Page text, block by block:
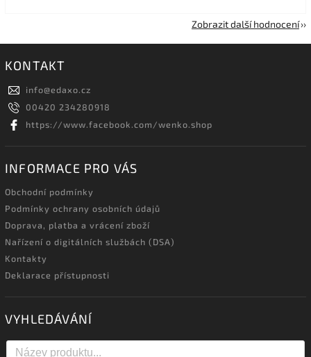
Zobrazit další hodnocení
KONTAKT
info@edaxo.cz
00420 234280918
https://www.facebook.com/wenko.shop
INFORMACE PRO VÁS
Obchodní podmínky
Podmínky ochrany osobních údajů
Doprava, platba a vrácení zboží
Nařízení o digitálních službách (DSA)
Kontakty
Deklarace přístupnosti
VYHLEDÁVÁNÍ